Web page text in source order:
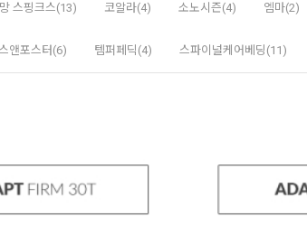
스핑크스(13) 코알라(4) 소노시즌(4) 엠마(2)
앤포스터(6) 템퍼페딕(4) 스파이널케어베딩(11)